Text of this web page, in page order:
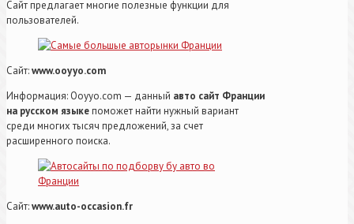
Сайт предлагает многие полезные функции для
пользователей.
Сайт:www.ooyyo.com
Информация: Оoyyo.com — данный авто сайт Франции
на русском языкепоможет найти нужный вариант
среди многих тысяч предложений, за счет
расширенного поиска.
Сайт:www.auto-occasion.fr